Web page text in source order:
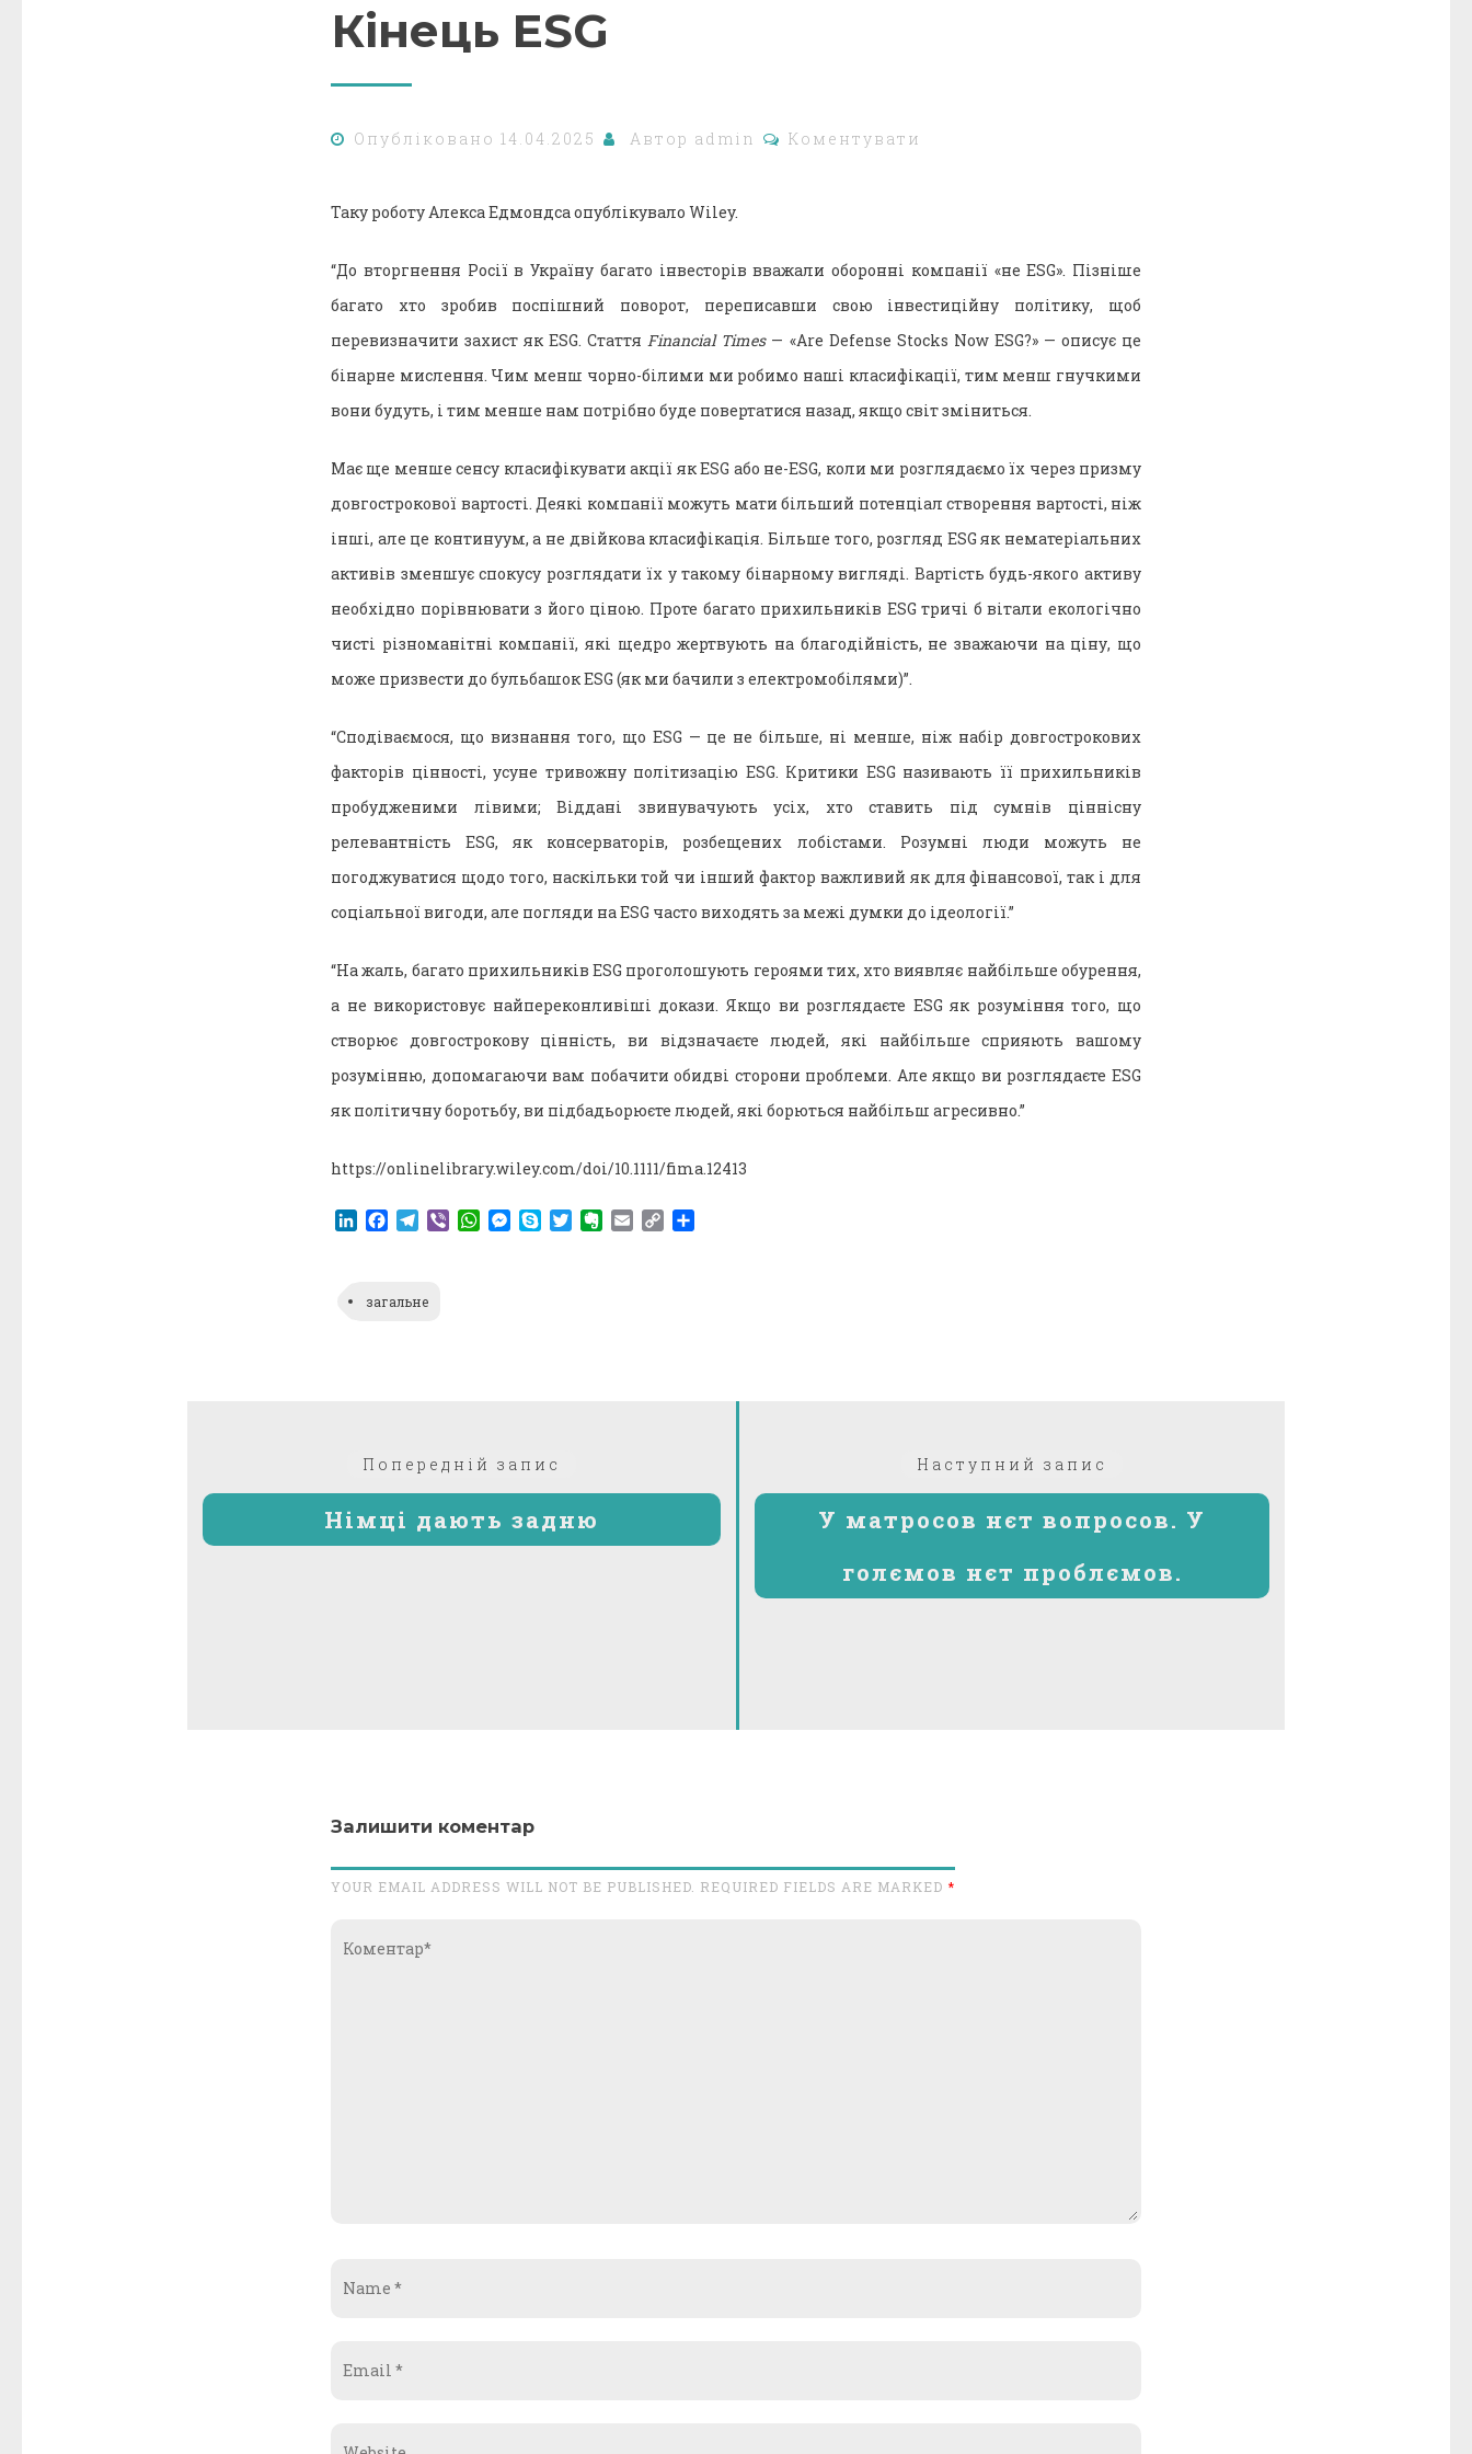
Кінець ESG
Опубліковано 14.04.2025 Автор admin Коментувати
Таку роботу Алекса Едмондса опублікувало Wiley.
“До вторгнення Росії в Україну багато інвесторів вважали оборонні компанії «не ESG». Пізніше
багато хто зробив поспішний поворот, переписавши свою інвестиційну політику, щоб
перевизначити захист як ESG. СтаттяFinancial Times— «Are Defense Stocks Now ESG?» — описує це
бінарне мислення. Чим менш чорно-білими ми робимо наші класифікації, тим менш гнучкими
вони будуть, і тим менше нам потрібно буде повертатися назад, якщо світ зміниться.
Має ще менше сенсу класифікувати акції як ESG або не-ESG, коли ми розглядаємо їх через призму
довгострокової вартості. Деякі компанії можуть мати більший потенціал створення вартості, ніж
інші, але це континуум, а не двійкова класифікація. Більше того, розгляд ESG як нематеріальних
активів зменшує спокусу розглядати їх у такому бінарному вигляді. Вартість будь-якого активу
необхідно порівнювати з його ціною. Проте багато прихильників ESG тричі б вітали екологічно
чисті різноманітні компанії, які щедро жертвують на благодійність, не зважаючи на ціну, що
може призвести до бульбашок ESG (як ми бачили з електромобілями)”.
“Сподіваємося, що визнання того, що ESG — це не більше, ні менше, ніж набір довгострокових
факторів цінності, усуне тривожну політизацію ESG. Критики ESG називають її прихильників
пробудженими лівими; Віддані звинувачують усіх, хто ставить під сумнів ціннісну
релевантність ESG, як консерваторів, розбещених лобістами. Розумні люди можуть не
погоджуватися щодо того, наскільки той чи інший фактор важливий як для фінансової, так і для
соціальної вигоди, але погляди на ESG часто виходять за межі думки до ідеології.”
“На жаль, багато прихильників ESG проголошують героями тих, хто виявляє найбільше обурення,
а не використовує найпереконливіші докази. Якщо ви розглядаєте ESG як розуміння того, що
створює довгострокову цінність, ви відзначаєте людей, які найбільше сприяють вашому
розумінню, допомагаючи вам побачити обидві сторони проблеми. Але якщо ви розглядаєте ESG
як політичну боротьбу, ви підбадьорюєте людей, які борються найбільш агресивно.”
https://onlinelibrary.wiley.com/doi/10.1111/fima.12413
LinkedIn
Facebook
Telegram
ViberWhatsApp
Messenger
SkypeTwitterEvernote
EmailCopy
загальне
Попередній запис
Німці дають задню
Наступний запис
запис:
У матросов нєт вопросов. У
голємов нєт проблємов.
Залишити коментар
YOUR EMAIL ADDRESS WILL NOT BE PUBLISHED. REQUIRED FIELDS ARE MARKED *